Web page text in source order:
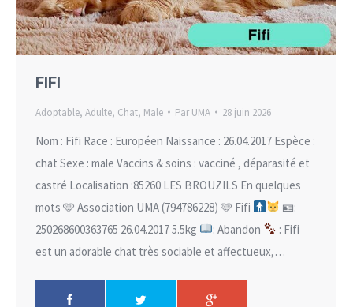
FIFI
Adoptable, Adulte, Chat, Male Par UMA 28 juin 2026
Nom : Fifi Race : Européen Naissance : 26.04.2017 Espèce :
chat Sexe : male Vaccins & soins : vacciné , déparasité et
castré Localisation :85260 LES BROUZILS En quelques
mots 🩵 Association UMA (794786228) 🩵 Fifi
🪪:
250268600363765 26.04.2017 5.5kg
: Abandon
: Fifi
est un adorable chat très sociable et affectueux,…